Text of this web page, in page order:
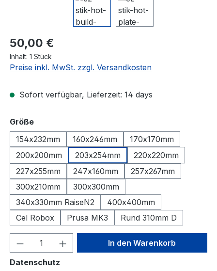
Regulärer Preis:
50,00 €
Inhalt: 1 Stück
Preise inkl. MwSt. zzgl. Versandkosten
Sofort verfügbar, Lieferzeit: 14 days
Größeauswählen
154x232mm
160x246mm
170x170mm
200x200mm
203x254mm
220x220mm
227x255mm
247x160mm
257x267mm
300x210mm
300x300mm
340x330mm RaiseN2
400x400mm
Cel Robox
Prusa MK3 Rund 310mm D
Produkt Anzahl: Gib denIn den Warenkorb
Datenschutz